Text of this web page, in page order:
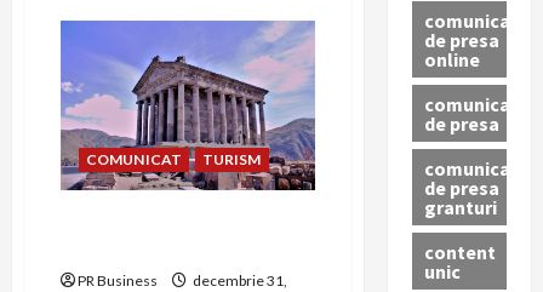
Romania
COMUNICAT TURISM
PR Business
decembrie 31,
comunicat
de presa
online
comunicate
de presa
comunicate
de presa
granturi
content
unic